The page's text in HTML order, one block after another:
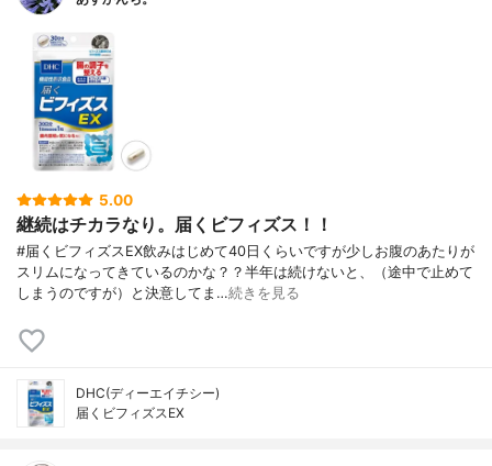
5.00
継続はチカラなり。届くビフィズス！！
#届くビフィズスEX飲みはじめて40日くらいですが少しお腹のあたりが
スリムになってきているのかな？？半年は続けないと、（途中で止めて
しまうのですが）と決意してま…続きを見る
DHC(ディーエイチシー)
届くビフィズスEX